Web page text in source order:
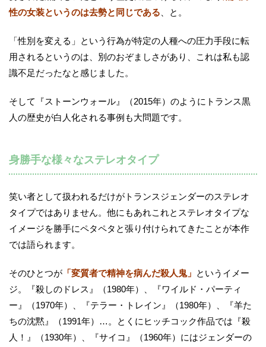
性の女装というのは去勢と同じである 、と。
「性別を変える」という行為が特定の人種への圧力手段に転
用されるというのは、別のおぞましさがあり、これは私も認
識不足だったなと感じました。
そして『ストーンウォール』（2015年）のようにトランス黒
人の歴史が白人化される事例も大問題です。
身勝手な様々なステレオタイプ
笑い者として扱われるだけがトランスジェンダーのステレオ
タイプではありません。他にもあれこれとステレオタイプな
イメージを勝手にペタペタと張り付けられてきたことが本作
では語られます。
そのひとつが 「変質者で精神を病んだ殺人鬼」 というイメー
ジ。『殺しのドレス』（1980年）、『ワイルド・パーティ
ー』（1970年）、『テラー・トレイン』（1980年）、『羊た
ちの沈黙』（1991年）…。とくにヒッチコック作品では『殺
人！』（1930年）、『サイコ』（1960年）にはジェンダーの